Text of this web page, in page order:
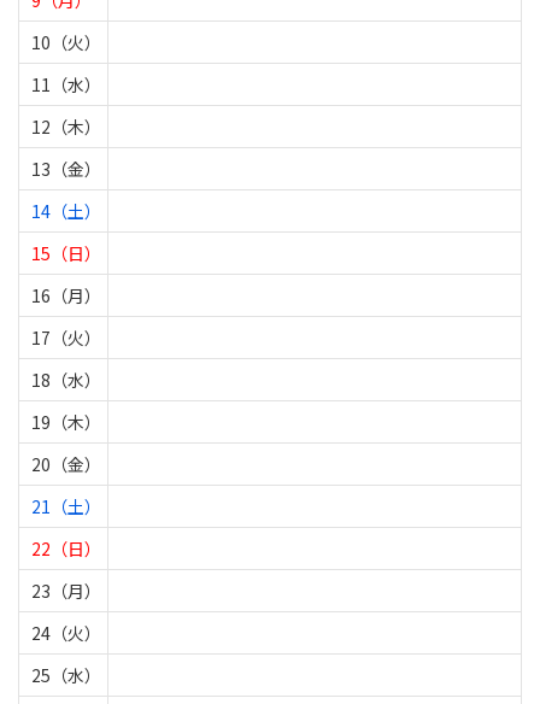
10（火）
11（水）
12（木）
13（金）
14（土）
15（日）
16（月）
17（火）
18（水）
19（木）
20（金）
21（土）
22（日）
23（月）
24（火）
25（水）